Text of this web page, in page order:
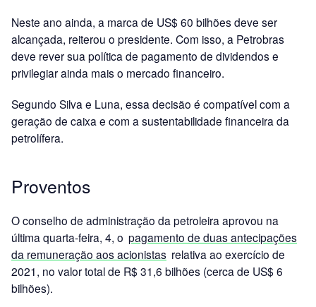
Neste ano ainda, a marca de US$ 60 bilhões deve ser
alcançada, reiterou o presidente. Com isso, a Petrobras
deve rever sua política de pagamento de dividendos e
privilegiar ainda mais o mercado financeiro.
Segundo Silva e Luna, essa decisão é compatível com a
geração de caixa e com a sustentabilidade financeira da
petrolífera.
Proventos
O conselho de administração da petroleira aprovou na
última quarta-feira, 4, o pagamento de duas antecipações
da remuneração aos acionistas relativa ao exercício de
2021, no valor total de R$ 31,6 bilhões (cerca de US$ 6
bilhões).